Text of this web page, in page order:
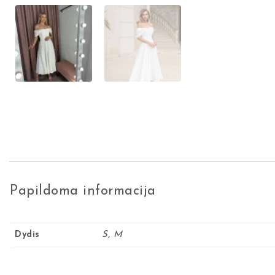
Papildoma informacija
Dydis S, M